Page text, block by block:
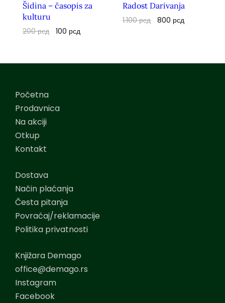
Šidina – časopis za
kulturu
200рсд 100 рсд
Radost Darivanja
1.100рсд 800 рсд
Početna
Prodavnica
Na akciji
Otkup
Kontakt
Dostava
Način plaćanja
Česta pitanja
Povraćaj/reklamacije
Politika privatnosti
Knjižara Demago
office@demago.rs
Instagram
Facebook